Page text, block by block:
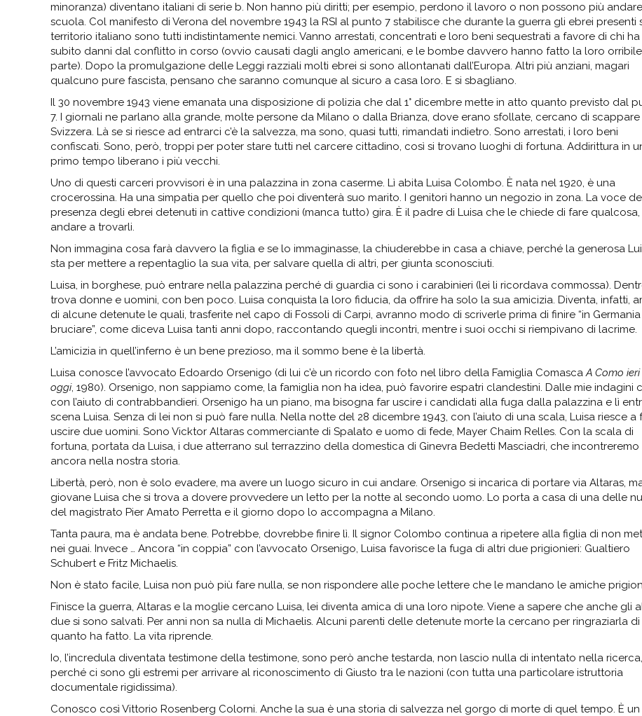
minoranza) diventano italiani di serie b. Non hanno più diritti; per esempio, perdono il lavoro o non possono più
scuola. Col manifesto di Verona del novembre 1943 la RSI al punto 7 stabilisce che durante la guerra gli ebrei presenti
territorio italiano sono tutti indistintamente nemici. Vanno arrestati, concentrati e loro beni sequestrati a favore di chi ha
subito danni dal conflitto in corso (ovvio causati dagli anglo americani, e le bombe davvero hanno fatto la loro orribile
parte). Dopo la promulgazione delle Leggi razziali molti ebrei si sono allontanati dall’Europa. Altri più anziani, magari
qualcuno pure fascista, pensano che saranno comunque al sicuro a casa loro. E si sbagliano.
Il 30 novembre 1943 viene emanata una disposizione di polizia che dal 1° dicembre mette in atto quanto previsto dal
7. I giornali ne parlano alla grande, molte persone da Milano o dalla Brianza, dove erano sfollate, cercano di scappare
Svizzera. Là se si riesce ad entrarci c’è la salvezza, ma sono, quasi tutti, rimandati indietro. Sono arrestati, i loro beni
confiscati. Sono, però, troppi per poter stare tutti nel carcere cittadino, così si trovano luoghi di fortuna. Addirittura in
primo tempo liberano i più vecchi.
Uno di questi carceri provvisori è in una palazzina in zona caserme. Lì abita Luisa Colombo. È nata nel 1920, è una
crocerossina. Ha una simpatia per quello che poi diventerà suo marito. I genitori hanno un negozio in zona. La voce
presenza degli ebrei detenuti in cattive condizioni (manca tutto) gira. È il padre di Luisa che le chiede di fare qualcosa,
andare a trovarli.
Non immagina cosa farà davvero la figlia e se lo immaginasse, la chiuderebbe in casa a chiave, perché la generosa
sta per mettere a repentaglio la sua vita, per salvare quella di altri, per giunta sconosciuti.
Luisa, in borghese, può entrare nella palazzina perché di guardia ci sono i carabinieri (lei li ricordava commossa).
trova donne e uomini, con ben poco. Luisa conquista la loro fiducia, da offrire ha solo la sua amicizia. Diventa, infatti,
di alcune detenute le quali, trasferite nel capo di Fossoli di Carpi, avranno modo di scriverle prima di finire “in
bruciare”, come diceva Luisa tanti anni dopo, raccontando quegli incontri, mentre i suoi occhi si riempivano di lacrime.
L’amicizia in quell’inferno è un bene prezioso, ma il sommo bene è la libertà.
Luisa conosce l’avvocato Edoardo Orsenigo (di lui c’è un ricordo con foto nel libro della Famiglia ComascaA Como ieri
oggi, 1980). Orsenigo, non sappiamo come, la famiglia non ha idea, può favorire espatri clandestini. Dalle mie indagini
con l’aiuto di contrabbandieri. Orsenigo ha un piano, ma bisogna far uscire i candidati alla fuga dalla palazzina e lì
scena Luisa. Senza di lei non si può fare nulla. Nella notte del 28 dicembre 1943, con l’aiuto di una scala, Luisa riesce a
uscire due uomini. Sono Vicktor Altaras commerciante di Spalato e uomo di fede, Mayer Chaim Relles. Con la scala di
fortuna, portata da Luisa, i due atterrano sul terrazzino della domestica di Ginevra Bedetti Masciadri, che incontreremo
ancora nella nostra storia.
Libertà, però, non è solo evadere, ma avere un luogo sicuro in cui andare. Orsenigo si incarica di portare via Altaras,
giovane Luisa che si trova a dovere provvedere un letto per la notte al secondo uomo. Lo porta a casa di una delle
del magistrato Pier Amato Perretta e il giorno dopo lo accompagna a Milano.
Tanta paura, ma è andata bene. Potrebbe, dovrebbe finire lì. Il signor Colombo continua a ripetere alla figlia di non
nei guai. Invece … Ancora “in coppia” con l’avvocato Orsenigo, Luisa favorisce la fuga di altri due prigionieri: Gualtiero
Schubert e Fritz Michaelis.
Non è stato facile, Luisa non può più fare nulla, se non rispondere alle poche lettere che le mandano le amiche
Finisce la guerra, Altaras e la moglie cercano Luisa, lei diventa amica di una loro nipote. Viene a sapere che anche gli
due si sono salvati. Per anni non sa nulla di Michaelis. Alcuni parenti delle detenute morte la cercano per ringraziarla di
quanto ha fatto. La vita riprende.
Io, l’incredula diventata testimone della testimone, sono però anche testarda, non lascio nulla di intentato nella ricerca,
perché ci sono gli estremi per arrivare al riconoscimento di Giusto tra le nazioni (con tutta una particolare istruttoria
documentale rigidissima).
Conosco così Vittorio Rosenberg Colorni. Anche la sua è una storia di salvezza nel gorgo di morte di quel tempo. È un